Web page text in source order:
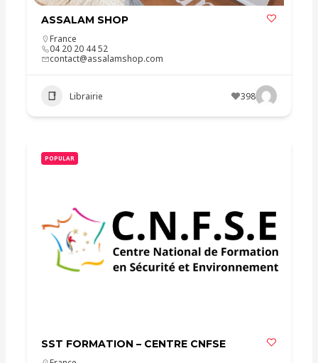
ASSALAM SHOP
France
04 20 20 44 52
contact@assalamshop.com
Librairie 398
POPULAR
SST FORMATION – CENTRE CNFSE